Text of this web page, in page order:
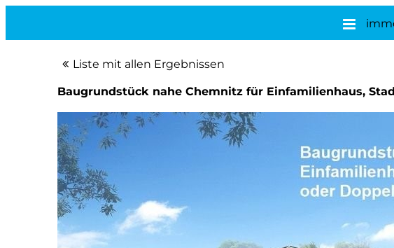
Liste mit allen Ergebnissen
Baugrundstück nahe Chemnitz für Einfamilienhaus,